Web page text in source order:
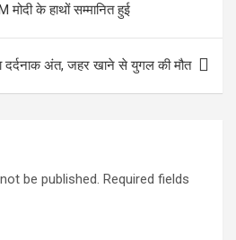
के हाथों सम्मानित हुई
दर्दनाक अंत, जहर खाने से युगल की मौत
be published. Required fields